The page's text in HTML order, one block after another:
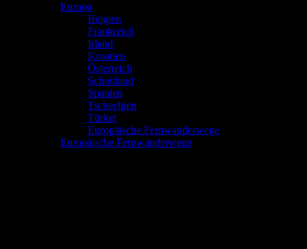
Europa
Belgien
Frankreich
Irland
Kroatien
Österreich
Schottland
Spanien
Tschechien
Türkei
Europäische Fernwanderwege
Europäische Fernwanderwege